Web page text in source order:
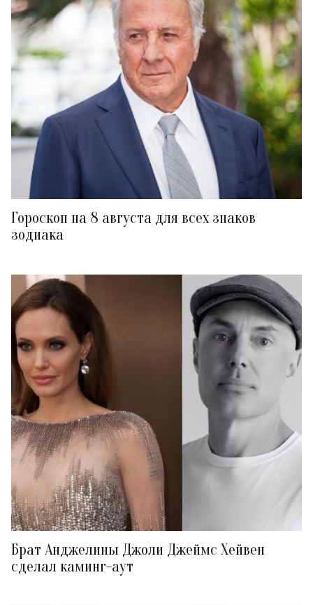
Гороскоп на 8 августа для всех знаков
зодиака
Брат Анджелины Джоли Джеймс Хейвен
сделал каминг-аут